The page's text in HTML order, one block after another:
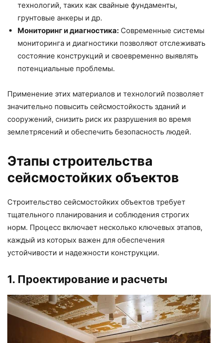
технологий, таких как свайные фундаменты,
грунтовые анкеры и др.
Мониторинг и диагностика: Современные системы
мониторинга и диагностики позволяют отслеживать
состояние конструкций и своевременно выявлять
потенциальные проблемы.
Применение этих материалов и технологий позволяет
значительно повысить сейсмостойкость зданий и
сооружений, снизить риск их разрушения во время
землетрясений и обеспечить безопасность людей.
Этапы строительства
сейсмостойких объектов
Строительство сейсмостойких объектов требует
тщательного планирования и соблюдения строгих
норм. Процесс включает несколько ключевых этапов,
каждый из которых важен для обеспечения
устойчивости и надежности конструкции.
1. Проектирование и расчеты